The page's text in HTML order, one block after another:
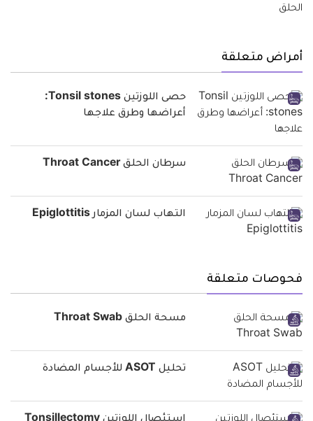
أمراض متعلقة
حصى اللوزتين Tonsil stones:
أعراضها وطرق علاجها
سرطان الحلق Throat Cancer
التهاب لسان المزمار Epiglottitis
فحوصات متعلقة
مسحة الحلق Throat Swab
تحليل ASOT للأجسام المضادة